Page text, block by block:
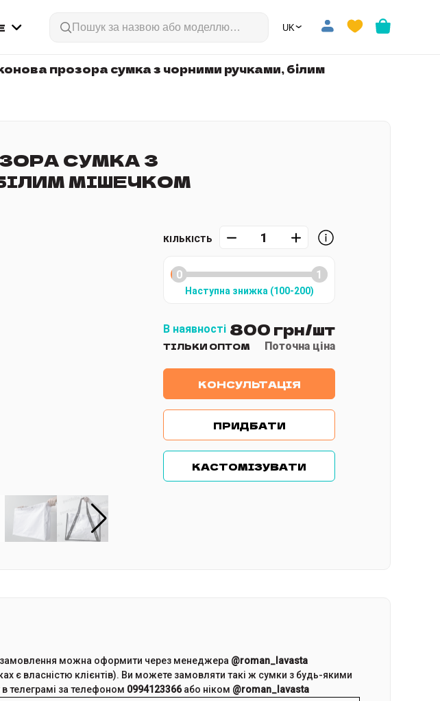
🇺🇦
⌄
прозора сумка з чорними ручками, білим
СУМКА З
МІШЕЧКОМ
КІЛЬКІСТЬ
Наступна знижка (100-200)
В наявності 800 грн/шт
ТІЛЬКИ ОПТОМ Поточна ціна
КОНСУЛЬТАЦІЯ
ПРИДБАТИ
КАСТОМІЗУВАТИ
замовлення можна оформити через менеджера @roman_lavasta
є власністю клієнтів). Ви можете замовляти такі ж сумки з будь-якими
телеграмі за телефоном 0994123366або ніком @roman_lavasta